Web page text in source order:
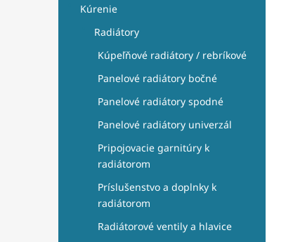
Kúrenie
Radiátory
Kúpeľňové radiátory / rebríkové
Panelové radiátory bočné
Panelové radiátory spodné
Panelové radiátory univerzál
Pripojovacie garnitúry k
radiátorom
Príslušenstvo a doplnky k
radiátorom
Radiátorové ventily a hlavice